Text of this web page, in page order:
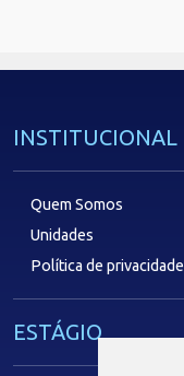
INSTITUCIONAL
Quem Somos
Unidades
Política de privacidade
ESTÁGIO